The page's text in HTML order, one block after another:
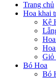
Trang chủ
Hoa khai
Kệ
Giỏ
Bó Hoa
Bó